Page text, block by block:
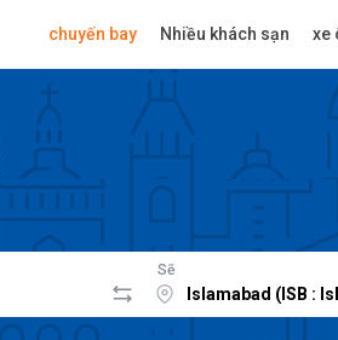
chuyến bay Nhiều khách sạn xe
Sẽ